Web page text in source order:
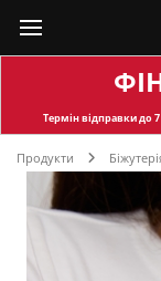
Термін відправкидо
Продукти